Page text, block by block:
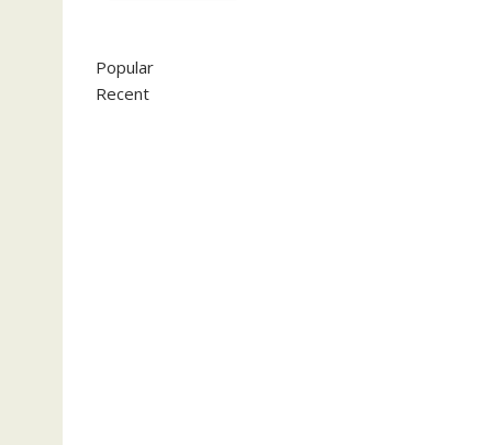
Popular
Recent